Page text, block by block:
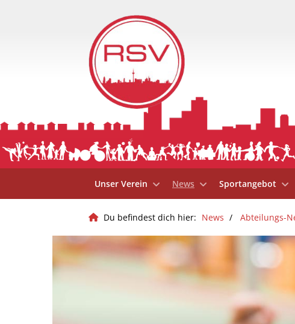
Unser Verein News Sportangebot
Du befindest dich hier: News Abteilungs-